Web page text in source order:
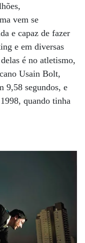
vem se
e capaz de fazer
e em diversas
é no atletismo,
Usain Bolt,
9,58 segundos, e
quando tinha